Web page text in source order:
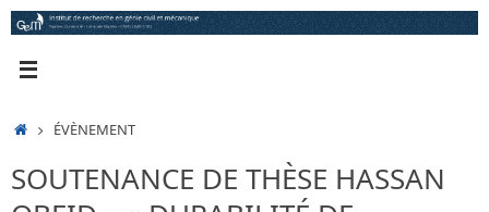
Passer
au
ACCUEIL
ÉVÈNEMENT
SOUTENANCE DE THÈSE HASSAN